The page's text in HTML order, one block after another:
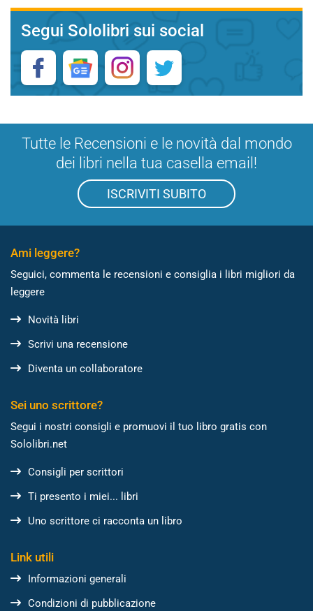
Segui Sololibri sui social
Tutte le Recensioni e le novità dal mondo
dei libri nella tua casella email!
ISCRIVITI SUBITO
Ami leggere?
Seguici, commenta le recensioni e consiglia i libri migliori da
leggere
Novità libri
Scrivi una recensione
Diventa un collaboratore
Sei uno scrittore?
Segui i nostri consigli e promuovi il tuo libro gratis con
Sololibri.net
Consigli per scrittori
Ti presento i miei... libri
Uno scrittore ci racconta un libro
Link utili
Informazioni generali
Condizioni di pubblicazione